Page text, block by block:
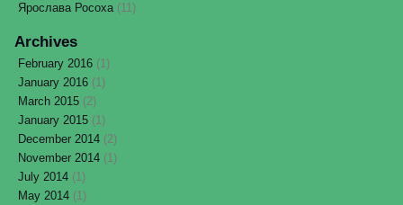
Ярослава Росоха(11)
Archives
February 2016 (1)
January 2016 (1)
March 2015 (2)
January 2015 (1)
December 2014 (2)
November 2014 (1)
July 2014 (1)
May 2014 (1)